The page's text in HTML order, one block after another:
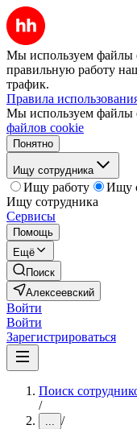
Мы используем файлы
правильную работу
трафик.
Правила
Мы используем файлы
файлов cookie
Понятно
Ищу сотрудника
Ищу работу
Ищу
Ищу сотрудника
Сервисы
Помощь
Ещё
Поиск
Алексеевский
Войти
Войти
Зарегистрироваться
Поиск
/
... /